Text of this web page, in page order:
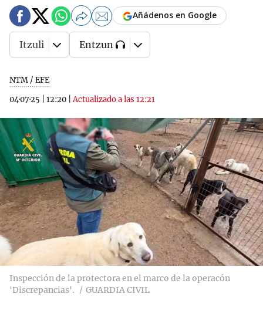
NTM / EFE
04·07·25
12:20 |Actualizado a las 12:21
Añádenos en Google
Itzuli Entzun
Inspección de la protectora en el marco de la operacón
'Discrepancias'.
GUARDIA CIVIL